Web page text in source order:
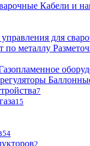
Кабели и
7
15
54
2